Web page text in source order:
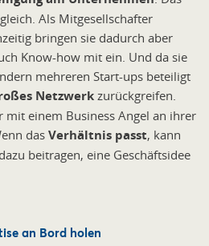
Als Mitgesellschafter
bringen sie dadurch aber
Know-how mit ein. Und da sie
mehreren Start-ups beteiligt
Netzwerk zurückgreifen.
mit einem Business Angel an ihrer
das Verhältnis passt, kann
beitragen, eine Geschäftsidee
an Bord holen